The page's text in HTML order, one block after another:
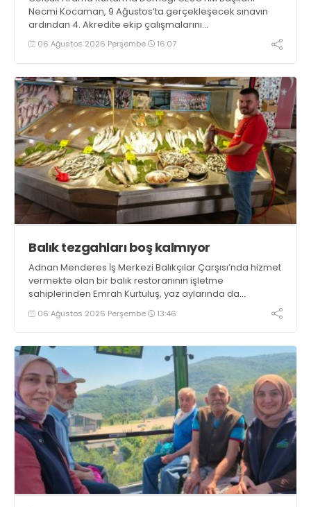
Necmi Kocaman, 9 Ağustos’ta gerçekleşecek sınavın
ardından 4. Akredite ekip çalışmalarını
tamamlayacaklarını ifade ederek açıklamalarda
bulundu. Kocaman, “Gölcük’te ve Kocaeli genelinde ses
06 Ağustos 2026 Perşembe 16:07
Balık tezgahları boş kalmıyor
Adnan Menderes İş Merkezi Balıkçılar Çarşısı’nda hizmet
vermekte olan bir balık restoranının işletme
sahiplerinden Emrah Kurtuluş, yaz aylarında da
tezgahlarda taze balık bulunduğunu ifade ederek “Yıl
boyunca tezgahlarda taze balık bulmak mümkün
06 Ağustos 2026 Perşembe 13:46